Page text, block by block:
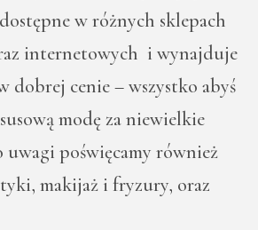
w różnych sklepach
internetowych i wynajduje
dobrej cenie – wszystko abyś
modę za niewielkie
uwagi poświęcamy również
makijaż i fryzury, oraz